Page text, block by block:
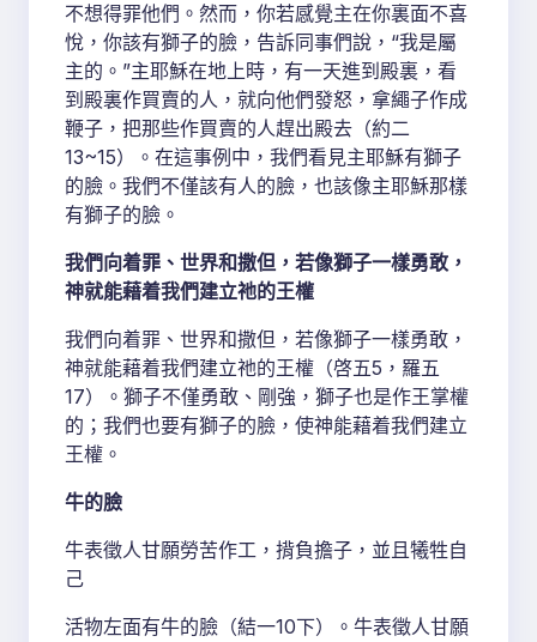
不想得罪他們。然而，你若感覺主在你裏面不喜
悅，你該有獅子的臉，告訴同事們說，“我是屬
主的。”主耶穌在地上時，有一天進到殿裏，看
到殿裏作買賣的人，就向他們發怒，拿繩子作成
鞭子，把那些作買賣的人趕出殿去（約二
13~15）。在這事例中，我們看見主耶穌有獅子
的臉。我們不僅該有人的臉，也該像主耶穌那樣
有獅子的臉。
我們向着罪、世界和撒但，若像獅子一樣勇敢，
神就能藉着我們建立祂的王權
我們向着罪、世界和撒但，若像獅子一樣勇敢，
神就能藉着我們建立祂的王權（啓五5，羅五
17）。獅子不僅勇敢、剛強，獅子也是作王掌權
的；我們也要有獅子的臉，使神能藉着我們建立
王權。
牛的臉
牛表徵人甘願勞苦作工，揹負擔子，並且犧牲自
己
活物左面有牛的臉（結一10下）。牛表徵人甘願